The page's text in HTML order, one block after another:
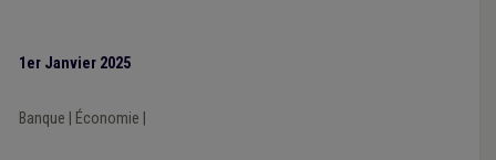
1er Janvier 2025
Banque Économie